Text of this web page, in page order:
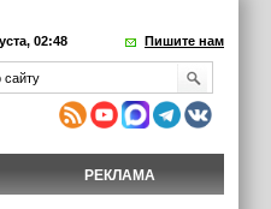
02:48 Пишите нам
РЕКЛАМА